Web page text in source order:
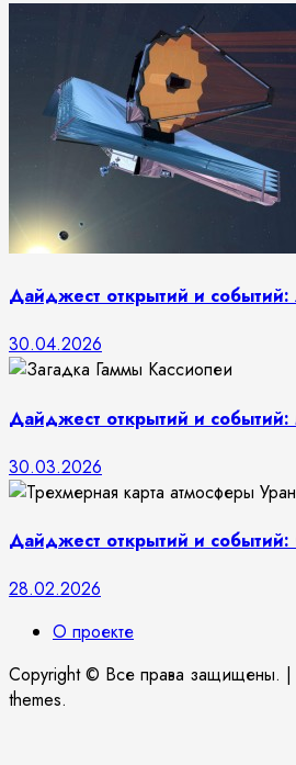
Дайджест открытий и
30.04.2026
Дайджест открытий и
30.03.2026
Дайджест открытий и
28.02.2026
О проекте
Copyright © Все права защищены. |
themes.